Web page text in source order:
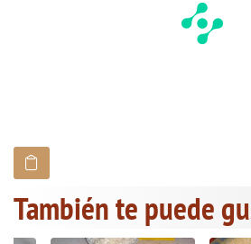
También te puede